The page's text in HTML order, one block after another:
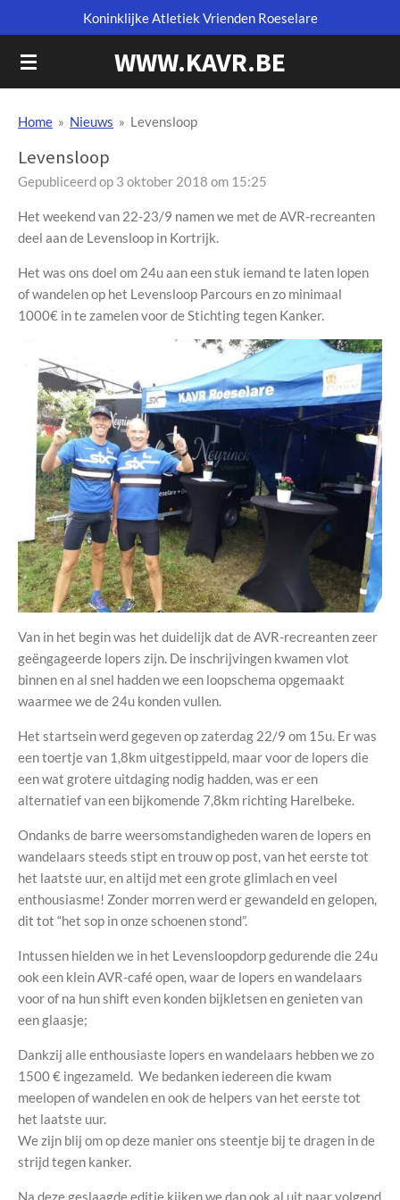
direct
naar
WWW.KAVR.BE
Koninklijke Atletiek Vrienden Roeselare
Home » Nieuws » Levensloop
Levensloop
Gepubliceerd op 3 oktober 2018 om 15:25
Het weekend van 22-23/9 namen we met de AVR-recreanten
deel aan de Levensloop in Kortrijk.
Het was ons doel om 24u aan een stuk iemand te laten lopen
of wandelen op het Levensloop Parcours en zo minimaal
1000€ in te zamelen voor de Stichting tegen Kanker.
Van in het begin was het duidelijk dat de AVR-recreanten zeer
geëngageerde lopers zijn. De inschrijvingen kwamen vlot
binnen en al snel hadden we een loopschema opgemaakt
waarmee we de 24u konden vullen.
Het startsein werd gegeven op zaterdag 22/9 om 15u. Er was
een toertje van 1,8km uitgestippeld, maar voor de lopers die
een wat grotere uitdaging nodig hadden, was er een
alternatief van een bijkomende 7,8km richting Harelbeke.
Ondanks de barre weersomstandigheden waren de lopers en
wandelaars steeds stipt en trouw op post, van het eerste tot
het laatste uur, en altijd met een grote glimlach en veel
enthousiasme! Zonder morren werd er gewandeld en gelopen,
dit tot “het sop in onze schoenen stond”.
Intussen hielden we in het Levensloopdorp gedurende die 24u
ook een klein AVR-café open, waar de lopers en wandelaars
voor of na hun shift even konden bijkletsen en genieten van
een glaasje;
Dankzij alle enthousiaste lopers en wandelaars hebben we zo
1500 € ingezameld. We bedanken iedereen die kwam
meelopen of wandelen en ook de helpers van het eerste tot
het laatste uur.
We zijn blij om op deze manier ons steentje bij te dragen in de
strijd tegen kanker.
Na deze geslaagde editie kijken we dan ook al uit naar volgend